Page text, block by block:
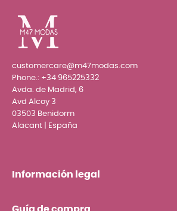
customercare@m47modas.com
Phone.: +34 965225332
Avda. de Madrid, 6
Avd Alcoy 3
03503 Benidorm
Alacant | España
Información legal